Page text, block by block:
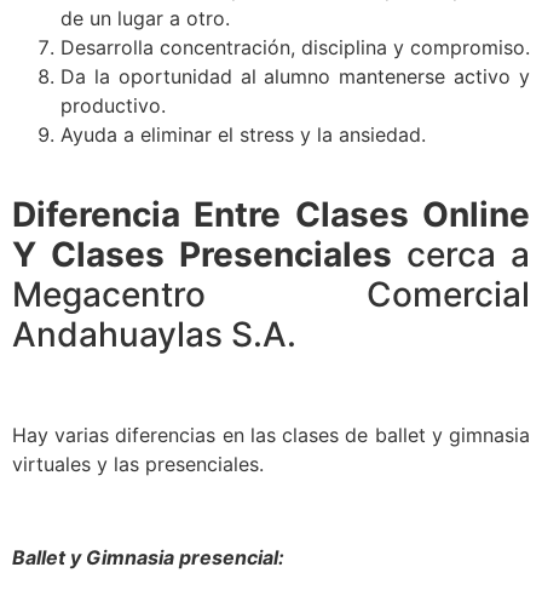
de un lugar a otro.
Desarrolla concentración, disciplina y compromiso.
Da la oportunidad al alumno mantenerse activo y
productivo.
Ayuda a eliminar el stress y la ansiedad.
Diferencia Entre Clases Online
Y Clases Presenciales cerca a
Megacentro Comercial
Andahuaylas S.A.
Hay varias diferencias en las clases de ballet y gimnasia
virtuales y las presenciales.
Ballet y Gimnasia presencial: